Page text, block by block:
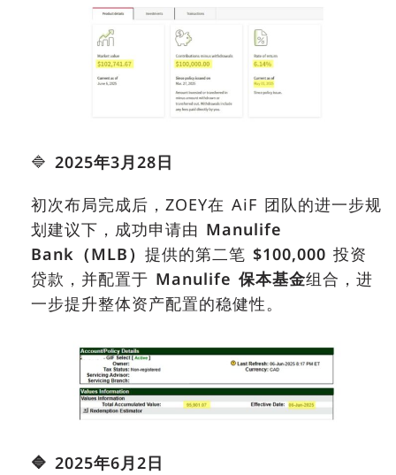
🔷 2025年3月28日
初次布局完成后，ZOEY在 AiF 团队的进一步规
划建议下，成功申请由 Manulife
Bank （MLB） 提供的第二笔 $100,000 投资
贷款，并配置于 Manulife 保本基金组合，进
一步提升整体资产配置的稳健性。
🔷 2025年6月2日